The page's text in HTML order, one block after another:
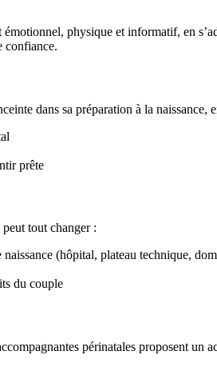
physique et informatif, en
confiance.
dans sa préparation à la naissance,
prête
tout changer :
(hôpital, plateau technique,
du couple
périnatales proposent un